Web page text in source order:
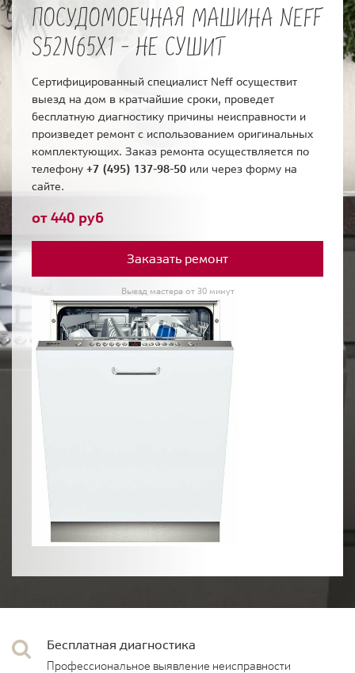
ПОСУДОМОЕЧНАЯ МАШИНА NEFF
S52N65X1 - НЕ СУШИТ
Сертифицированный специалист Neff осуществит
выезд на дом в кратчайшие сроки, проведет
бесплатную диагностику причины неисправности и
произведет ремонт с использованием оригинальных
комплектующих. Заказ ремонта осуществляется по
телефону +7 (495) 137-98-50 или через форму на
сайте.
от 440 руб
Заказать ремонт
Выезд мастера от 30 минут
Бесплатная диагностика
Профессиональное выявление неисправности